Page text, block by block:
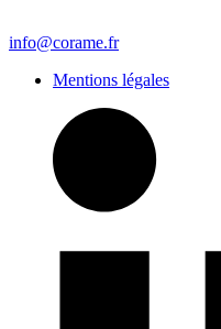
info@corame.fr
Mentions légales